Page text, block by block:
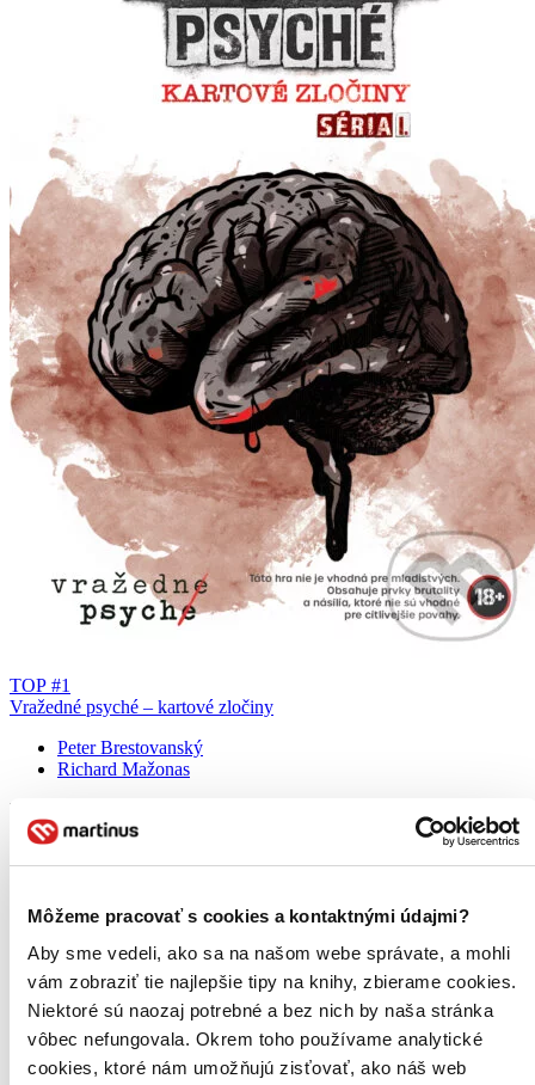
Môžeme pracovať s cookies a kontaktnými údajmi?
Aby sme vedeli, ako sa na našom webe správate, a mohli
vám zobraziť tie najlepšie tipy na knihy, zbierame cookies.
Niektoré sú naozaj potrebné a bez nich by naša stránka
vôbec nefungovala. Okrem toho používame analytické
cookies, ktoré nám umožňujú zisťovať, ako náš web
TOP #1
Vražedné psyché – kartové zločiny
Peter Brestovanský
Richard Mažonas
Dedukčná kartová hra inšpirovaná forenznou psychológiou a true
crime. Hráči odhaľujú páchateľa analýzou správania a profilov. 10
prípadov pre jednorazové zážitky. Ideálne pre fanúšikov detektívok
Hra
Na sklade > 5 ks
Tento produkt sa môže na cestu ku vám vybrať prakticky
okamžite! Ak si ho objednáte do 13:00 v pracovný deň,
odošleme vám ho ešte dnes, inak najneskôr nasledujúci
pracovný deň.
Pridať do zoznamu